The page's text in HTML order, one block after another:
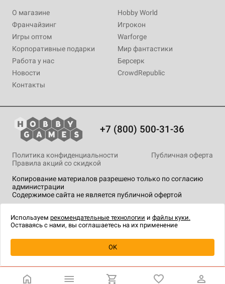
Уведомить о наличии
О магазине
Франчайзинг
Игры оптом
Корпоративные подарки
Работа у нас
Новости
Контакты
Hobby World
Игрокон
Warforge
Мир фантастики
Берсерк
CrowdRepublic
+7 (800) 500-31-36
Копирование материалов разрешено только по согласию
администрации
Содержимое сайта не является публичной офертой
Политика конфиденциальности
Публичная оферта
Правила акций со скидкой
технологии.
Используем рекомендательные технологии и файлы куки.
Оставаясь с нами, вы соглашаетесь на их применение
OK